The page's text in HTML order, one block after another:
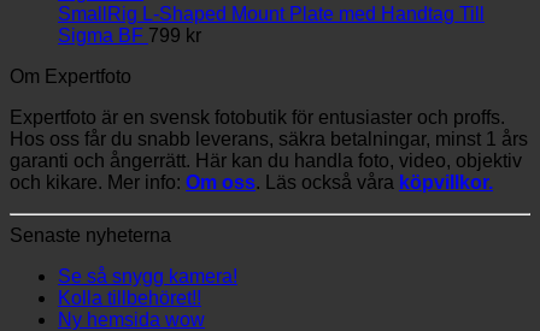
3,789 kr
SmallRig L-Shaped Mount Plate med Handtag Till
Sigma BF 799 kr
Om Expertfoto
Expertfoto är en svensk fotobutik för entusiaster och proffs.
Hos oss får du snabb leverans, säkra betalningar, minst 1 års
garanti och ångerrätt. Här kan du handla foto, video, objektiv
och kikare. Mer info: Om oss. Läs också våra köpvillkor.
Senaste nyheterna
Se så snygg kamera!
Kolla tillbehöret!!
Ny hemsida wow